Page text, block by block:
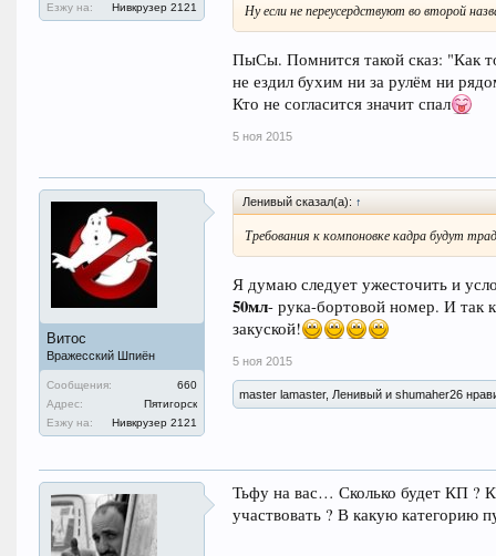
Езжу на:
Нивкрузер 2121 Ну если не переусердствуют во второй
ПыСы. Помнится такой сказ:
не ездил бухим ни за рулём ни
Кто не согласится значит спал
5 ноя 2015
Витос
Вражесский Шпиён
Сообщения:
660
Адрес:
Пятигорск
Езжу на:
Нивкрузер 2121
Ленивый сказал(а): ↑
Требования к компоновке кадра будут
Я думаю следует ужесточить и
50мл- рука-бортовой номер. И так
закуской!
5 ноя 2015
master lamaster, Ленивый и shumaher26
Тьфу на вас… Сколько будет КП ?
участвовать ? В какую категорию